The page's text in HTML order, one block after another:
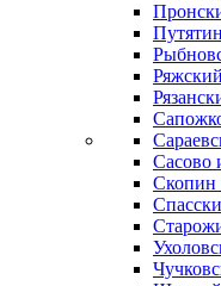
Сасово
Скопин